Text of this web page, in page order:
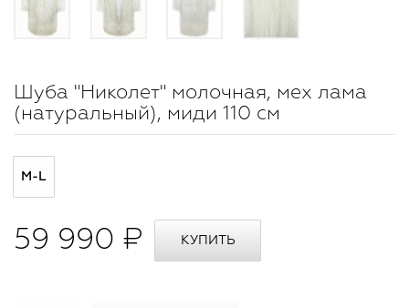
Шуба "Николет" молочная, мех лама
(натуральный), миди 110 см
M-L
59 990 ₽